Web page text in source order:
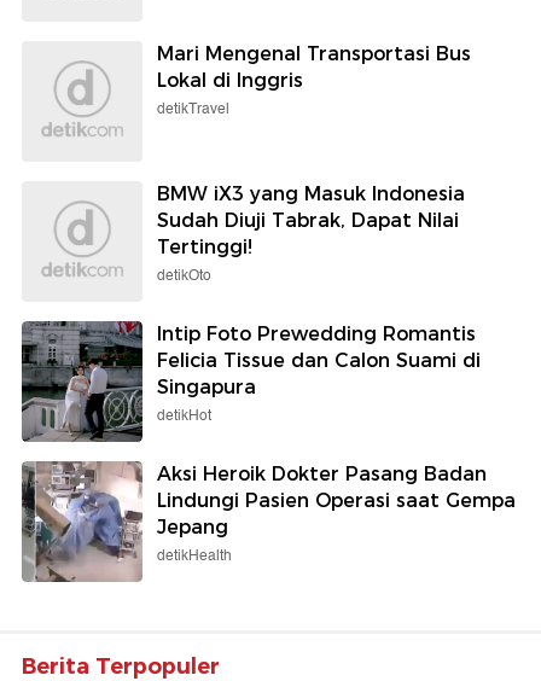
Mari Mengenal Transportasi Bus
Lokal di Inggris
detikTravel
BMW iX3 yang Masuk Indonesia
Sudah Diuji Tabrak, Dapat Nilai
Tertinggi!
detikOto
Intip Foto Prewedding Romantis
Felicia Tissue dan Calon Suami di
Singapura
detikHot
Aksi Heroik Dokter Pasang Badan
Lindungi Pasien Operasi saat Gempa
Jepang
detikHealth
Berita Terpopuler